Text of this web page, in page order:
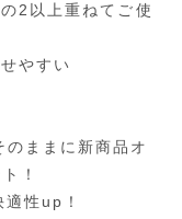
2以上重ねてご使
やすい
ままに新商品オ
！
性up！